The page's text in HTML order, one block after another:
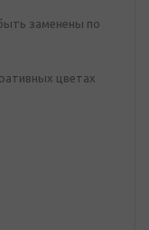
заменены по
цветах